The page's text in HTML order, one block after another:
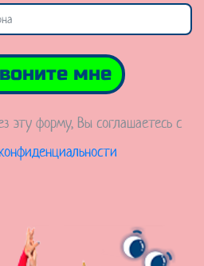
мне
эту форму, Вы соглашаетесь с